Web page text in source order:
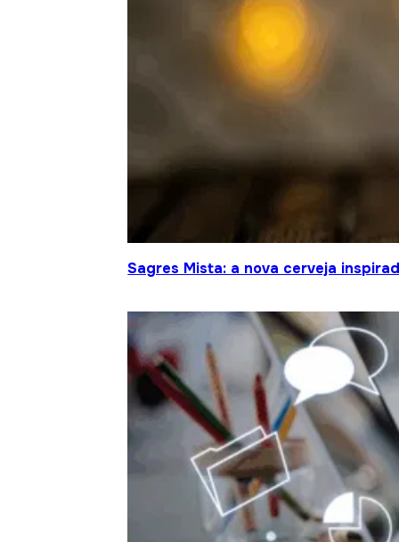
Sagres Mista: a nova cerveja